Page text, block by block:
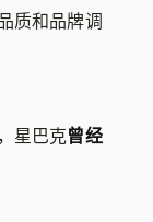
质和品牌调
星巴克曾经